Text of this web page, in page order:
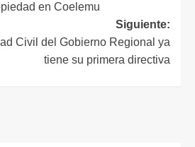
en Coelemu
Siguiente:
Civil del Gobierno Regional ya
tiene su primera directiva